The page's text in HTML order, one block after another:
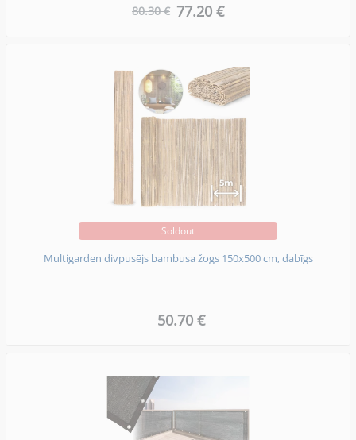
80.30 € 77.20 €
Soldout
Multigarden divpusējs bambusa žogs 150x500 cm, dabīgs
50.70 €